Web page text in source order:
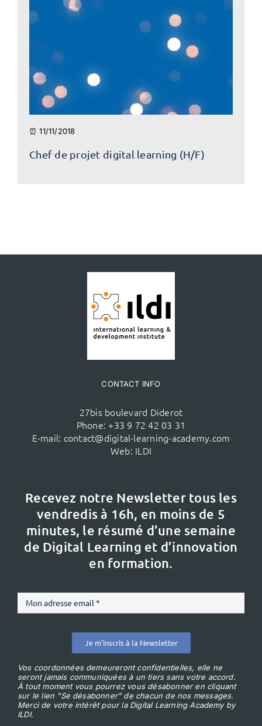
⏰ 11/11/2018
Chef de projet digital learning (H/F)
CONTACT INFO
27bis boulevard Diderot
Phone: +33 9 72 42 03 31
E-mail: contact@digital-learning-academy.com
Web: ILDI
Recevez notre Newsletter tous les
vendredis à 16h, en moins de 5
minutes, le résumé d’une semaine
de Digital Learning et d’innovation
en formation.
Je m'inscris à la Newsletter
Vos coordonnées demeureront confidentielles, elle ne
seront jamais communiquées à un tiers sans votre accord.
À tout moment vous pourrez vous désabonner en cliquant
sur le lien "Se désabonner" de chacun de nos messages.
Merci de votre intérêt pour la Digital Learning Academy by
ILDI.